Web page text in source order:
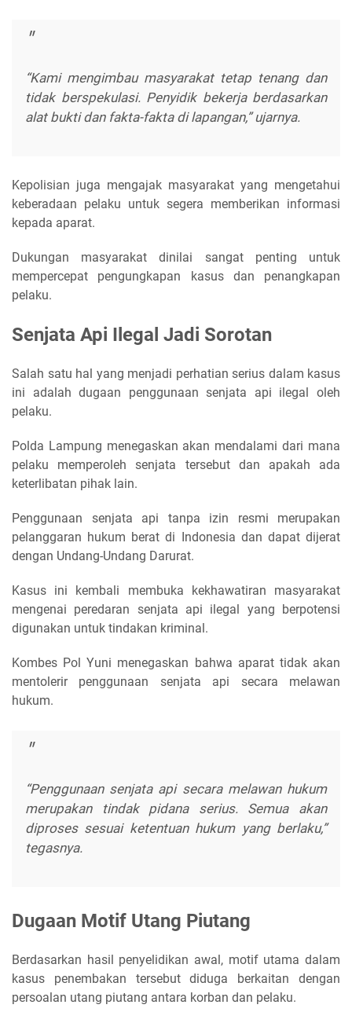
“Kami mengimbau masyarakat tetap tenang dan
tidak berspekulasi. Penyidik bekerja berdasarkan
alat bukti dan fakta-fakta di lapangan,” ujarnya.
Kepolisian juga mengajak masyarakat yang mengetahui
keberadaan pelaku untuk segera memberikan informasi
kepada aparat.
Dukungan masyarakat dinilai sangat penting untuk
mempercepat pengungkapan kasus dan penangkapan
pelaku.
Senjata Api Ilegal Jadi Sorotan
Salah satu hal yang menjadi perhatian serius dalam kasus
ini adalah dugaan penggunaan senjata api ilegal oleh
pelaku.
Polda Lampung menegaskan akan mendalami dari mana
pelaku memperoleh senjata tersebut dan apakah ada
keterlibatan pihak lain.
Penggunaan senjata api tanpa izin resmi merupakan
pelanggaran hukum berat di Indonesia dan dapat dijerat
dengan Undang-Undang Darurat.
Kasus ini kembali membuka kekhawatiran masyarakat
mengenai peredaran senjata api ilegal yang berpotensi
digunakan untuk tindakan kriminal.
Kombes Pol Yuni menegaskan bahwa aparat tidak akan
mentolerir penggunaan senjata api secara melawan
hukum.
“Penggunaan senjata api secara melawan hukum
merupakan tindak pidana serius. Semua akan
diproses sesuai ketentuan hukum yang berlaku,”
tegasnya.
Dugaan Motif Utang Piutang
Berdasarkan hasil penyelidikan awal, motif utama dalam
kasus penembakan tersebut diduga berkaitan dengan
persoalan utang piutang antara korban dan pelaku.